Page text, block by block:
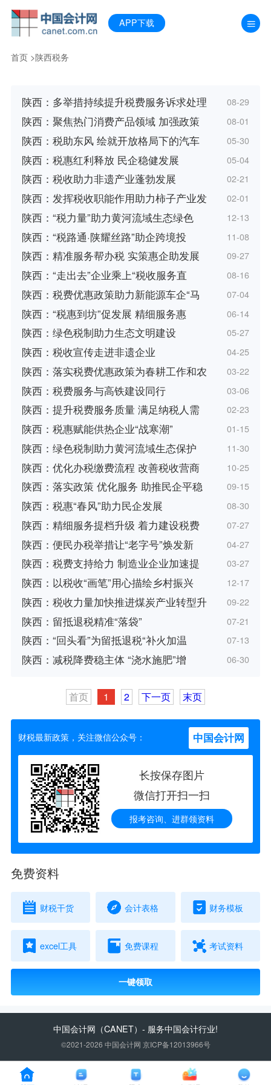
APP下载
首页>陕西税务
陕西：多举措持续提升税费服务诉求处理 08-29
陕西：聚焦热门消费产品领域 加强政策 08-01
陕西：税助东风 绘就开放格局下的汽车 05-30
陕西：税惠红利释放 民企稳健发展 05-04
陕西：税收助力非遗产业蓬勃发展 02-21
陕西：发挥税收职能作用助力柿子产业发 02-01
陕西：“税力量”助力黄河流域生态绿色 12-13
陕西：“税路通·陕耀丝路”助企跨境投 11-08
陕西：精准服务帮办税 实策惠企助发展 09-27
陕西：“走出去”企业乘上“税收服务直 08-16
陕西：税费优惠政策助力新能源车企“马 07-04
陕西：“税惠到坊”促发展 精细服务惠 06-14
陕西：绿色税制助力生态文明建设 05-27
陕西：税收宣传走进非遗企业 04-25
陕西：落实税费优惠政策为春耕工作和农 03-22
陕西：税费服务与高铁建设同行 03-06
陕西：提升税费服务质量 满足纳税人需 02-23
陕西：税惠赋能供热企业“战寒潮” 01-15
陕西：绿色税制助力黄河流域生态保护 11-30
陕西：优化办税缴费流程 改善税收营商 10-25
陕西：落实政策 优化服务 助推民企平稳 09-15
陕西：税惠“春风”助力民企发展 08-30
陕西：精细服务提档升级 着力建设税费 07-27
陕西：便民办税举措让“老字号”焕发新 04-27
陕西：税费支持给力 制造业企业加速提 03-27
陕西：以税收“画笔”用心描绘乡村振兴 12-17
陕西：税收力量加快推进煤炭产业转型升 09-22
陕西：留抵退税精准“落袋” 07-21
陕西：“回头看”为留抵退税“补火加温 07-13
陕西：减税降费稳主体 “浇水施肥”增 06-30
首页 1 2 下一页 末页
财税最新政策，关注微信公众号： 中国会计网
长按保存图片
微信打开扫一扫
报考咨询、进群领资料
免费资料
财税干货 会计表格 财务模板
excel工具 免费课程 考试资料
一键领取
中国会计网 （CANET）- 服务中国会计行业!
©2021-2026 中国会计网 京ICP备12013966号